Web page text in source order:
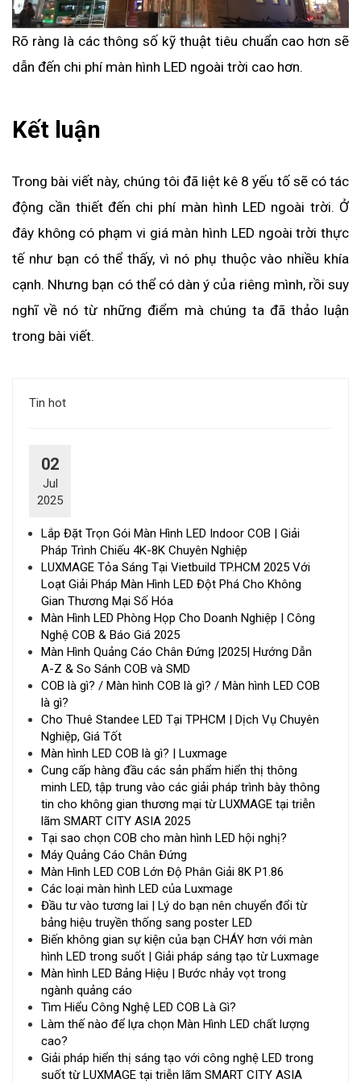
Rõ ràng là các thông số kỹ thuật tiêu chuẩn cao hơn sẽ
dẫn đến chi phí màn hình LED ngoài trời cao hơn.
Kết luận
Trong bài viết này, chúng tôi đã liệt kê 8 yếu tố sẽ có tác
động cần thiết đến chi phí màn hình LED ngoài trời. Ở
đây không có phạm vi giá màn hình LED ngoài trời thực
tế như bạn có thể thấy, vì nó phụ thuộc vào nhiều khía
cạnh. Nhưng bạn có thể có dàn ý của riêng mình, rồi suy
nghĩ về nó từ những điểm mà chúng ta đã thảo luận
trong bài viết.
Tin hot
02
Jul
2025
Lắp Đặt Trọn Gói Màn Hình LED Indoor COB | Giải
Pháp Trình Chiếu 4K-8K Chuyên Nghiệp
LUXMAGE Tỏa Sáng Tại Vietbuild TP.HCM 2025 Với
Loạt Giải Pháp Màn Hình LED Đột Phá Cho Không
Gian Thương Mại Số Hóa
Màn Hình LED Phòng Họp Cho Doanh Nghiệp | Công
Nghệ COB & Báo Giá 2025
Màn Hình Quảng Cáo Chân Đứng |2025| Hướng Dẫn
A-Z & So Sánh COB và SMD
COB là gì? / Màn hình COB là gì? / Màn hình LED COB
là gì?
Cho Thuê Standee LED Tại TPHCM | Dịch Vụ Chuyên
Nghiệp, Giá Tốt
Màn hình LED COB là gì? | Luxmage
Cung cấp hàng đầu các sản phẩm hiển thị thông
minh LED, tập trung vào các giải pháp trình bày thông
tin cho không gian thương mại từ LUXMAGE tại triễn
lãm SMART CITY ASIA 2025
Tại sao chọn COB cho màn hình LED hội nghị?
Máy Quảng Cáo Chân Đứng
Màn Hình LED COB Lớn Độ Phân Giải 8K P1.86
Các loại màn hình LED của Luxmage
Đầu tư vào tương lai | Lý do bạn nên chuyển đổi từ
bảng hiệu truyền thống sang poster LED
Biến không gian sự kiện của bạn CHÁY hơn với màn
hình LED trong suốt | Giải pháp sáng tạo từ Luxmage
Màn hình LED Bảng Hiệu | Bước nhảy vọt trong
ngành quảng cáo
Tìm Hiểu Công Nghệ LED COB Là Gì?
Làm thế nào để lựa chọn Màn Hình LED chất lượng
cao?
Giải pháp hiển thị sáng tạo với công nghệ LED trong
suốt từ LUXMAGE tại triễn lãm SMART CITY ASIA